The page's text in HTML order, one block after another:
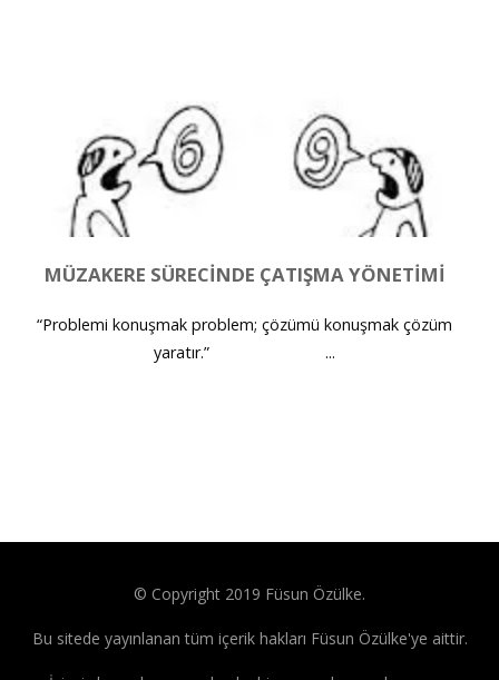
MÜZAKERE SÜRECINDE ÇATIŞMA YÖNETIMI
“Problemi konuşmak problem; çözümü konuşmak çözüm
yaratır.” ...
© Copyright 2019 Füsun Özülke.
Bu sitede yayınlanan tüm içerik hakları Füsun Özülke'ye aittir.